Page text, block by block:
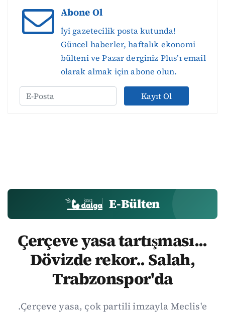
Abone Ol
İyi gazetecilik posta kutunda!
Güncel haberler, haftalık ekonomi
bülteni ve Pazar derginiz Plus’ı email
olarak almak için abone olun.
Kayıt Ol
E-Bülten
Çerçeve yasa tartışması...
Dövizde rekor.. Salah,
Trabzonspor'da
.Çerçeve yasa, çok partili imzayla Meclis'e